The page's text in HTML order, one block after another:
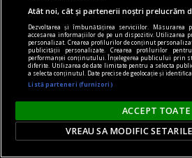
dilemtatograf
Spectacol culinar
balonată, a filmului, care
într-o zonă pur decorativă,
Atât noi, cât și partenerii noștri prelucrăm
Dezvoltarea și îmbunătățirea serviciilor. Măsurarea
accesarea informațiilor de pe un dispozitiv. Utilizarea
personalizat. Crearea profilurilor de conținut
publicității personalizate. Crearea profilurilor
performanței conținutului. Înțelegerea publicului prin
diferite. Utilizarea de date limitate pentru a selecta
a selecta conținutul. Date precise de geolocație și
Listă parteneri (furnizori)
ACCEPT TOATE
VREAU SA MODIFIC